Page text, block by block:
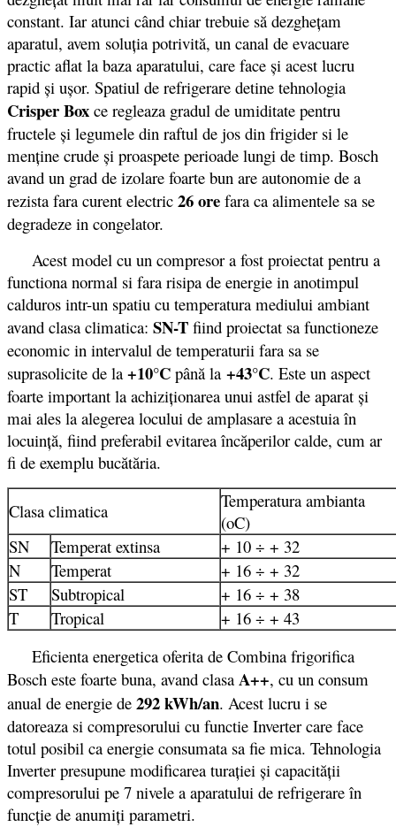
constant. Iar atunci când chiar trebuie să dezghețam
aparatul, avem soluția potrivită, un canal de evacuare
practic aflat la baza aparatului, care face și acest lucru
rapid și ușor. Spatiul de refrigerare detine tehnologia
Crisper Box ce regleaza gradul de umiditate pentru
fructele și legumele din raftul de jos din frigider si le
menține crude și proaspete perioade lungi de timp. Bosch
avand un grad de izolare foarte bun are autonomie de a
rezista fara curent electric 26 ore fara ca alimentele sa se
degradeze in congelator.
Acest model cu un compresor a fost proiectat pentru a
functiona normal si fara risipa de energie in anotimpul
calduros intr-un spatiu cu temperatura mediului ambiant
avand clasa climatica: SN-T fiind proiectat sa functioneze
economic in intervalul de temperaturii fara sa se
suprasolicite de la +10°C până la +43°C. Este un aspect
foarte important la achiziţionarea unui astfel de aparat şi
mai ales la alegerea locului de amplasare a acestuia în
locuinţă, fiind preferabil evitarea încăperilor calde, cum ar
fi de exemplu bucătăria.
Clasa climatica
Temperatura ambianta
(oC)
SN
Temperat extinsa
+ 10 ÷ + 32
N
Temperat
+ 16 ÷ + 32
ST
Subtropical
+ 16 ÷ + 38
T
Tropical
+ 16 ÷ + 43
Eficienta energetica oferita de Combina frigorifica
Bosch este foarte buna, avand clasa A++, cu un consum
anual de energie de 292 kWh/an. Acest lucru i se
datoreaza si compresorului cu functie Inverter care face
totul posibil ca energie consumata sa fie mica. Tehnologia
Inverter presupune modificarea turației și capacității
compresorului pe 7 nivele a aparatului de refrigerare în
funcție de anumiți parametri.